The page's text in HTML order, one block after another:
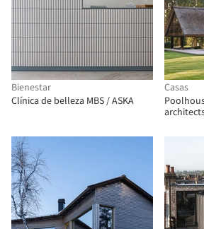
Bienestar
Clínica de belleza MBS / ASKA
Casas